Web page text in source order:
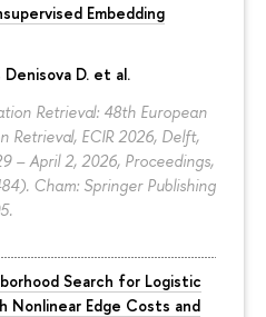
Embedding
D. et al.
Retrieval: 48th European
ECIR 2026, Delft,
– April 2, 2026, Proceedings,
Cham: Springer Publishing
Search for Logistic
Nonlinear Edge Costs and